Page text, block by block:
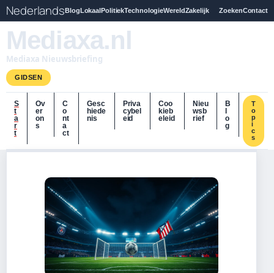
NederlandsBlogLokaalPolitiekTechnologieWereldZakelijk ZoekenContact
Mediaxa.nl
Mediaxa Nieuwsbriefing
GIDSEN
S
t
a
r
t
Ov
er
on
s
C
o
nt
a
ct
Gesc
hiede
nis
Priva
cybel
eid
Coo
kieb
eleid
Nieu
wsb
rief
B
o
g
T
o
p
i
c
s